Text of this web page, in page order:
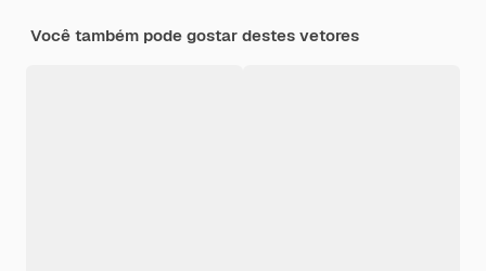
Você também pode gostar destes vetores